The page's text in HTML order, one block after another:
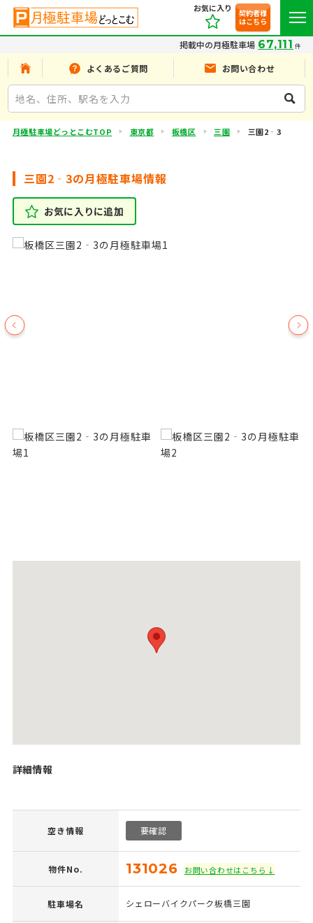
お気に入り
契約者様
はこちら
掲載中の月極駐車場 67,111 件
よくあるご質問 お問い合わせ
月極駐車場どっとこむTOP 東京都 板橋区 三園 三園2‐3
三園2‐3の月極駐車場情報
お気に入りに追加
詳細情報
空き情報 要確認
物件No. 131026 お問い合わせはこちら↓
駐車場名 シェローバイクパーク板橋三園